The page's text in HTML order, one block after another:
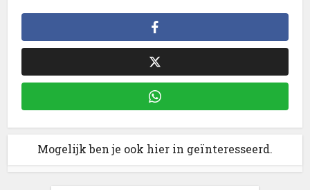
Mogelijk ben je ook hier in geïnteresseerd.